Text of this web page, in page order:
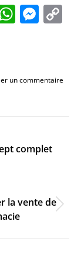
un commentaire
complet
la vente de